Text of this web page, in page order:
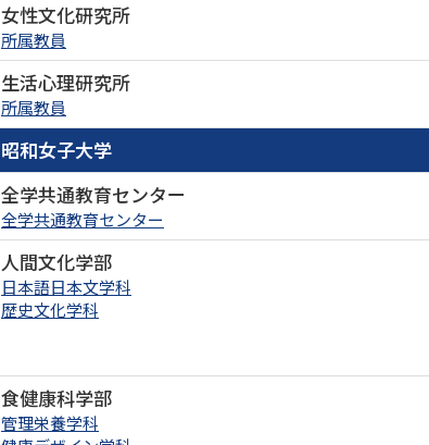
女性文化研究所
所属教員
生活心理研究所
所属教員
昭和女子大学
全学共通教育センター
全学共通教育センター
人間文化学部
日本語日本文学科
歴史文化学科
食健康科学部
管理栄養学科